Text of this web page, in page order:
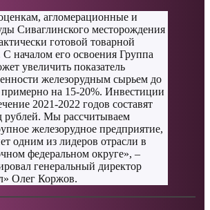
агломерационные и
Сиваглинского месторождения
готовой товарной
началом его освоения Группа
увеличить показатель
железорудным сырьем до
примерно на 15-20%. Инвестиции
2021-2022 годов составят
рублей. Мы рассчитываем
железорудное предприятие,
одним из лидеров отрасли в
федеральном округе», –
генеральный директор
Олег Коржов.